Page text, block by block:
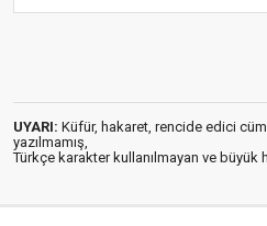
UYARI: Küfür, hakaret, rencide edici
yazılmamış,
Türkçe karakter kullanılmayan ve büyük